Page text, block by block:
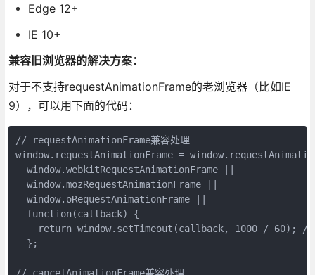
Edge 12+
IE 10+
兼容旧浏览器的解决方案：
对于不支持requestAnimationFrame的老浏览器（比如IE
9），可以用下面的代码：
// requestAnimationFrame兼容处理
window.requestAnimationFrame =
  window.webkitRequestAnimationFrame ||
  window.mozRequestAnimationFrame ||
  window.oRequestAnimationFrame ||
  function(callback) {
return window.setTimeout(callback, 1000 / 60); //
  };
// cancelAnimationFrame兼容处理